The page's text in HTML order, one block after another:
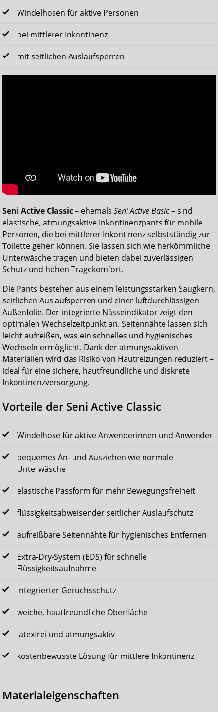
Windelhosen für aktive Personen
bei mittlerer Inkontinenz
mit seitlichen Auslaufsperren
Seni Active Classic– ehemals Seni Active Basic– sind
elastische, atmungsaktive Inkontinenzpants für mobile
Personen, die bei mittlerer Inkontinenz selbstständig zur
Toilette gehen können. Sie lassen sich wie herkömmliche
Unterwäsche tragen und bieten dabei zuverlässigen
Schutz und hohen Tragekomfort.
Die Pants bestehen aus einem leistungsstarken Saugkern,
seitlichen Auslaufsperren und einer luftdurchlässigen
Außenfolie. Der integrierte Nässeindikator zeigt den
optimalen Wechselzeitpunkt an. Seitennähte lassen sich
leicht aufreißen, was ein schnelles und hygienisches
Wechseln ermöglicht. Dank der atmungsaktiven
Materialien wird das Risiko von Hautreizungen reduziert –
ideal für eine sichere, hautfreundliche und diskrete
Inkontinenzversorgung.
Vorteile der Seni Active Classic
Windelhose für aktive Anwenderinnen und Anwender
bequemes An- und Ausziehen wie normale
Unterwäsche
elastische Passform für mehr Bewegungsfreiheit
flüssigkeitsabweisender seitlicher Auslaufschutz
aufreißbare Seitennähte für hygienisches Entfernen
Extra-Dry-System (EDS) für schnelle
Flüssigkeitsaufnahme
integrierter Geruchsschutz
weiche, hautfreundliche Oberfläche
latexfrei und atmungsaktiv
kostenbewusste Lösung für mittlere Inkontinenz
Materialeigenschaften